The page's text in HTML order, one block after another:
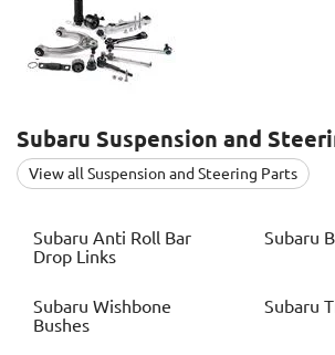
Subaru Suspension and
View all Suspension and Steering Parts
Subaru Anti Roll Bar
Drop Links
Subaru
Subaru Wishbone
Bushes
Subaru